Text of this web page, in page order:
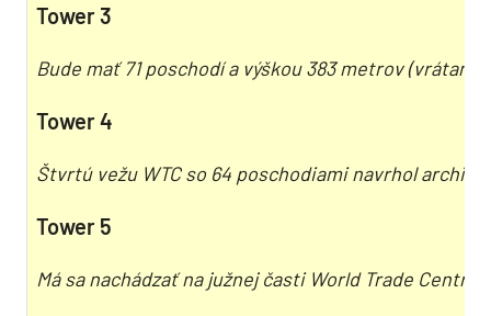
Tower 3
Bude mať 71 poschodí a výškou 383 metrov
Tower 4
Štvrtú vežu WTC so 64 poschodiami navrhol
Tower 5
Má sa nachádzať na južnej časti World Trade